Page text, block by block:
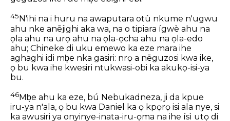
45 N'ihi na i huru na awaputara otù nkume n'ugwu
ahu nke anējighi aka wa, na o tipiara ígwè ahu na
ọla ahu na urọ ahu na ọla-ọcha ahu na ọla-edo
ahu; Chineke di uku emewo ka eze mara ihe
aghaghi idi mb͕e nka gasiri: nrọ a nēguzosi kwa ike,
ọ bu kwa ihe kwesiri ntukwasi-obi ka akukọ-isi-ya
bu.
46Mb͕e ahu ka eze, bú Nebukadneza, ji da kpue
iru-ya n'ala, ọ bu kwa Daniel ka ọ kpọrọ isi ala nye, si
ka awusiri ya onyinye-inata-iru-ọma na ihe ísì utọ di